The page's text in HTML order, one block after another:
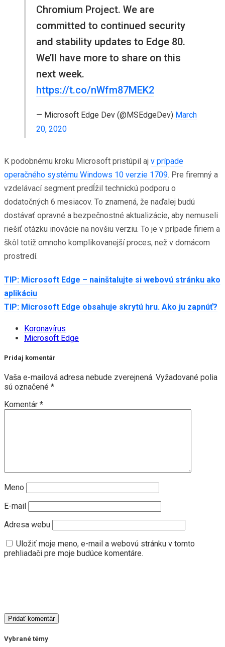
Chromium Project. We are
committed to continued security
and stability updates to Edge 80.
We’ll have more to share on this
next week.
https://t.co/nWfm87MEK2
— Microsoft Edge Dev (@MSEdgeDev) March
20, 2020
K podobnému kroku Microsoft pristúpil aj v prípade
operačného systému Windows 10 verzie 1709. Pre firemný a
vzdelávací segment predĺžil technickú podporu o
dodatočných 6 mesiacov. To znamená, že naďalej budú
dostávať opravné a bezpečnostné aktualizácie, aby nemuseli
riešiť otázku inovácie na novšiu verziu. To je v prípade firiem a
škôl totiž omnoho komplikovanejší proces, než v domácom
prostredí.
TIP: Microsoft Edge – nainštalujte si webovú stránku ako
aplikáciu
TIP: Microsoft Edge obsahuje skrytú hru. Ako ju zapnúť?
Koronavírus
Microsoft Edge
Pridaj komentár
Vaša e-mailová adresa nebude zverejnená. Vyžadované polia
sú označené *
Komentár *
Meno
E-mail
Adresa webu
Uložiť moje meno, e-mail a webovú stránku v tomto
prehliadači pre moje budúce komentáre.
Vybrané témy